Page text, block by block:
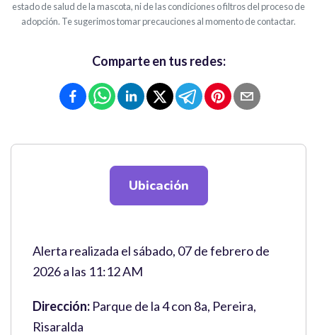
estado de salud de la mascota, ni de las condiciones o filtros del proceso de
adopción. Te sugerimos tomar precauciones al momento de contactar.
Comparte en tus redes:
Ubicación
Alerta realizada el sábado, 07 de febrero de
2026 a las 11:12 AM
Dirección: Parque de la 4 con 8a, Pereira,
Risaralda